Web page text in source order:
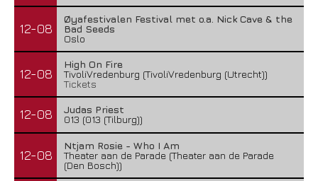
12-08
Øyafestivalen Festival met o.a. Nick Cave & the
Bad Seeds
Oslo
12-08
High On Fire
TivoliVredenburg (TivoliVredenburg (Utrecht))
Tickets
12-08
Judas Priest
013 (013 (Tilburg))
12-08
Ntjam Rosie - Who I Am
Theater aan de Parade (Theater aan de Parade
(Den Bosch))